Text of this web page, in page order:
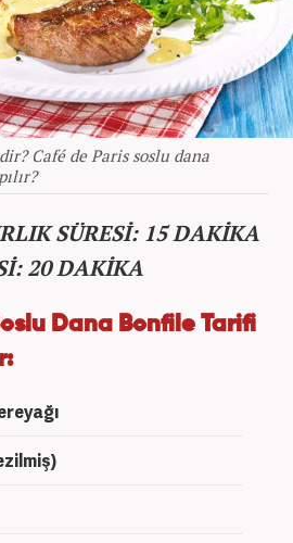
Café de Paris soslu dana
SÜRESİ: 15 DAKİKA
20 DAKİKA
Dana Bonfile Tarifi